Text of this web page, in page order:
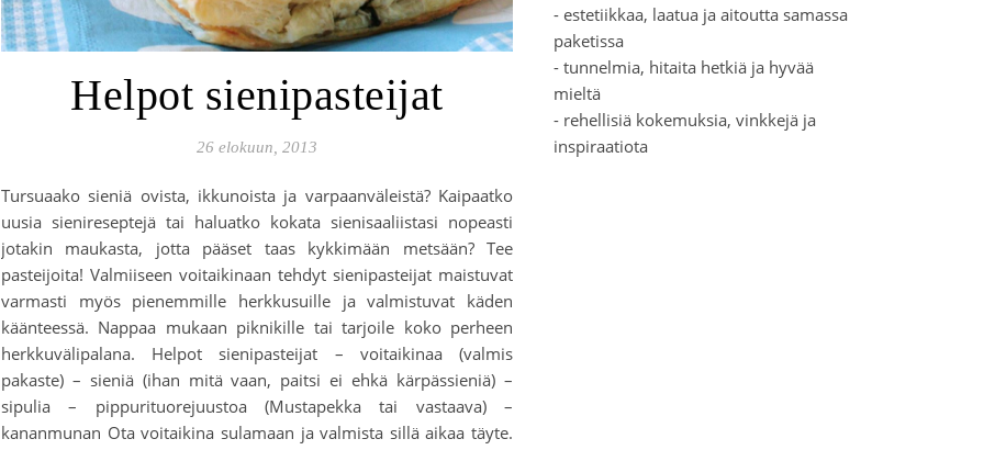
Helpot sienipasteijat
26 elokuun, 2013
Tursuaako sieniä ovista, ikkunoista ja varpaanväleistä? Kaipaatko
uusia sienireseptejä tai haluatko kokata sienisaaliistasi nopeasti
jotakin maukasta, jotta pääset taas kykkimään metsään? Tee
pasteijoita! Valmiiseen voitaikinaan tehdyt sienipasteijat maistuvat
varmasti myös pienemmille herkkusuille ja valmistuvat käden
käänteessä. Nappaa mukaan piknikille tai tarjoile koko perheen
herkkuvälipalana. Helpot sienipasteijat – voitaikinaa (valmis
pakaste) – sieniä (ihan mitä vaan, paitsi ei ehkä kärpässieniä) –
sipulia – pippurituorejuustoa (Mustapekka tai vastaava) –
kananmunan Ota voitaikina sulamaan ja valmista sillä aikaa täyte.
- estetiikkaa, laatua ja aitoutta samassa
paketissa
- tunnelmia, hitaita hetkiä ja hyvää
mieltä
- rehellisiä kokemuksia, vinkkejä ja
inspiraatiota